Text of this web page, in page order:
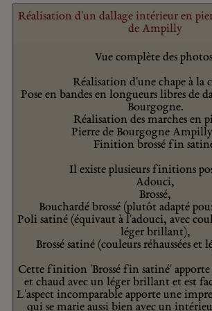
Réalisation d'un dallage intérieur en
de Ampilly
Vue complète des
Réalisation d'une chape à la
Pose en bandes en longueurs libres de
Bourgogne.
Réalisation des marches en
Pierre de Bourgogne
Finition brossé fin
Il existe plusieurs finitions
Adouci,
Brossé,
Bouchardé brossé (plutôt adapté
Poli satiné (équivaut à l'adouci, avec
léger brillant),
Brossé satiné (couleurs réhaussées
Cette finition 'Brossé fin satiné'
et chaud avec un léger brillant et est
L'aspect incomparable apporte une
qui se marie aussi bien avec un